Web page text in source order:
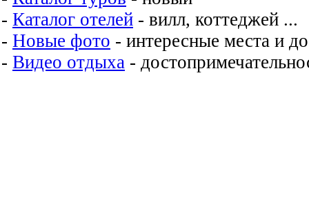
- Каталог отелей - вилл, коттеджей ...
- Новые фото - интересные места и
- Видео отдыха -